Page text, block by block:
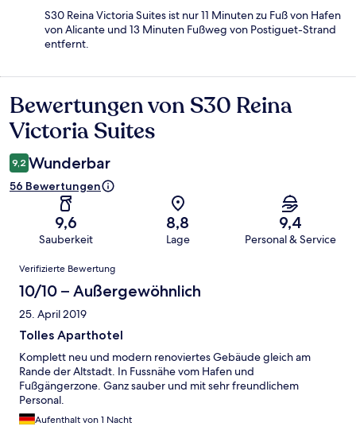
S30 Reina Victoria Suites ist nur 11 Minuten zu Fuß von Hafen
von Alicante und 13 Minuten Fußweg von Postiguet-Strand
entfernt.
Bewertungen
Bewertungen von S30 Reina
Victoria Suites
9,2 Wunderbar
56 Bewertungen
9,6
Sauberkeit
8,8
Lage
9,4
Personal & Service
Bewertungen
Verifizierte Bewertung
10/10 – Außergewöhnlich
25. April 2019
Tolles Aparthotel
Komplett neu und modern renoviertes Gebäude gleich am
Rande der Altstadt. In Fussnähe vom Hafen und
Fußgängerzone. Ganz sauber und mit sehr freundlichem
Personal.
Aufenthalt von 1 Nacht